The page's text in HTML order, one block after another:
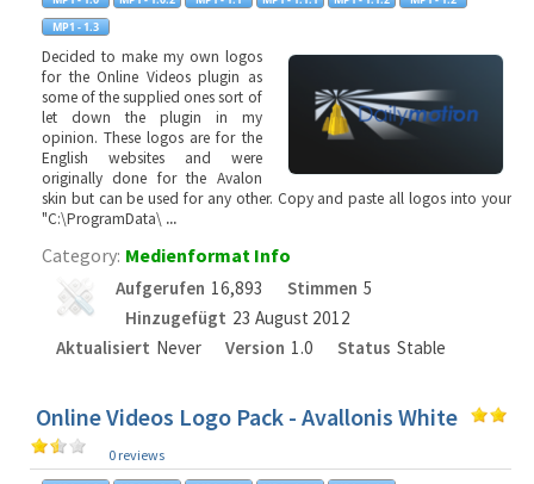
Decided to make my own logos
for the Online Videos plugin as
some of the supplied ones sort of
let down the plugin in my
opinion. These logos are for the
English websites and were
originally done for the Avalon
skin but can be used for any other. Copy and paste all logos into your
"C:\ProgramData\ ...
Category: Medienformat Info
Aufgerufen 16,893 Stimmen 5
Hinzugefügt 23 August 2012
Aktualisiert Never Version 1.0 Status Stable
Online Videos Logo Pack - Avallonis White
0 reviews